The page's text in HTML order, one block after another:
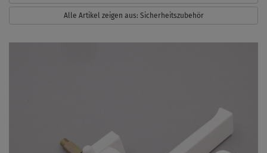
Alle Artikel zeigen aus: Sicherheitszubehör